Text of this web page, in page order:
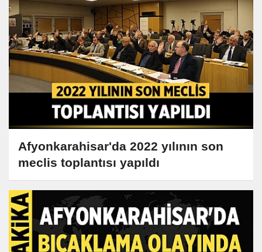
Afyonkarahisar'da 2022 yılının son
meclis toplantısı yapıldı